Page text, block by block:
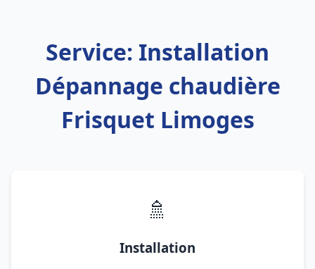
Service: Installation
Dépannage chaudière
Frisquet Limoges
🚿
Installation